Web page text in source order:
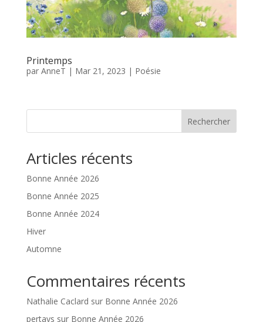
Printemps
par AnneT | Mar 21, 2023 | Poésie
Rechercher
Articles récents
Bonne Année 2026
Bonne Année 2025
Bonne Année 2024
Hiver
Automne
Commentaires récents
Nathalie Caclard sur Bonne Année 2026
pertays sur Bonne Année 2026